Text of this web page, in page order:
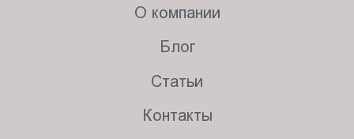
О компании
Блог
Статьи
Контакты